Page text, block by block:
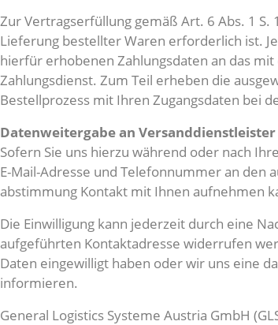
Zur Vertragserfüllung gemäß Art. 6 Abs. 1
Lieferung bestellter Waren erforderlich ist.
hierfür erhobenen Zahlungsdaten an das
Zahlungsdienst. Zum Teil erheben die
Bestellprozess mit Ihren Zugangsdaten bei
Datenweitergabe an Versanddienstleister
Sofern Sie uns hierzu während oder nach
E-Mail-Adresse und Telefonnummer an den
abstimmung Kontakt mit Ihnen aufnehmen
Die Einwilligung kann jederzeit durch eine
aufgeführten Kontaktadresse widerrufen
Daten eingewilligt haben oder wir uns eine
informieren.
General Logistics Systeme Austria GmbH